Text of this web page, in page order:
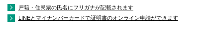
戸籍・住民票の氏名にフリガナが記載されます
LINEとマイナンバーカードで証明書のオンライン申請ができます